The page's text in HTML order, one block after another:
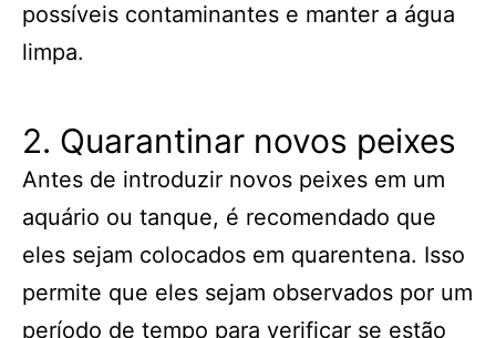
possíveis contaminantes e manter a água
limpa.
2. Quarantinar novos peixes
Antes de introduzir novos peixes em um
aquário ou tanque, é recomendado que
eles sejam colocados em quarentena. Isso
permite que eles sejam observados por um
período de tempo para verificar se estão